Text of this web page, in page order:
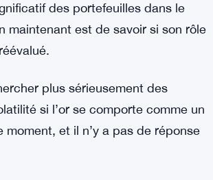
Si l’or ne se déplace plus de
avec l’or comme contrepoids à
protection qu’elles ne le pensaient.
des portefeuilles dans le